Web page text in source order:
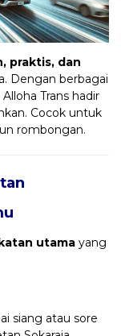
praktis, dan
Dengan berbagai
Alloha Trans hadir
Cocok untuk
rombongan.
utama yang
siang atau sore